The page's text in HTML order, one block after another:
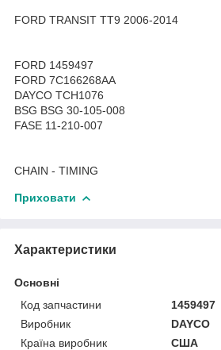
FORD TRANSIT TT9 2006-2014
FORD 1459497
FORD 7C166268AA
DAYCO TCH1076
BSG BSG 30-105-008
FASE 11-210-007
CHAIN - TIMING
Приховати
Характеристики
Основні
Код запчастини
1459497
Виробник
DAYCO
Країна виробник
США